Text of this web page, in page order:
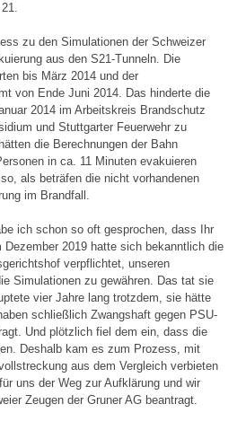
zu den Simulationen der Schweizer
aus den S21-Tunneln. Die
bis März 2014 und der
von Ende Juni 2014. Das hinderte die
2014 im Arbeitskreis Brandschutz
und Stuttgarter Feuerwehr zu
die Berechnungen der Bahn
in ca. 11 Minuten evakuieren
als beträfen die nicht vorhandenen
im Brandfall.
ich schon so oft gesprochen, dass Ihr
2019 hatte sich bekanntlich die
verpflichtet, unseren
Simulationen zu gewähren. Das tat sie
vier Jahre lang trotzdem, sie hätte
schließlich Zwangshaft gegen PSU-
Und plötzlich fiel dem ein, dass die
Deshalb kam es zum Prozess, mit
aus dem Vergleich verbieten
uns der Weg zur Aufklärung und wir
Zeugen der Gruner AG beantragt.